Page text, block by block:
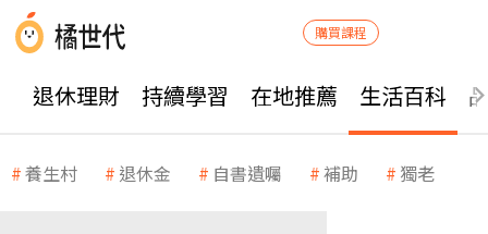
購買課程
退休理財 持續學習 在地推薦 生活百科
養生村 退休金 自書遺囑 補助 獨老